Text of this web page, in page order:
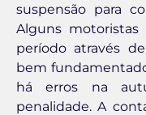
suspensão para
Alguns motoristas
período através
bem
há erros na
penalidade. A